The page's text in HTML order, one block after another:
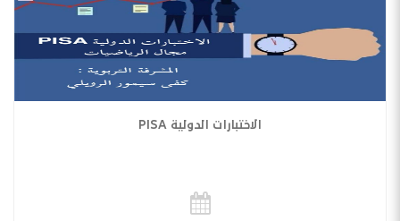
الاختبارات الدولية PISA